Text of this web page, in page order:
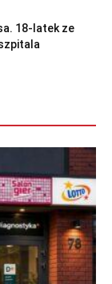
18-latek ze